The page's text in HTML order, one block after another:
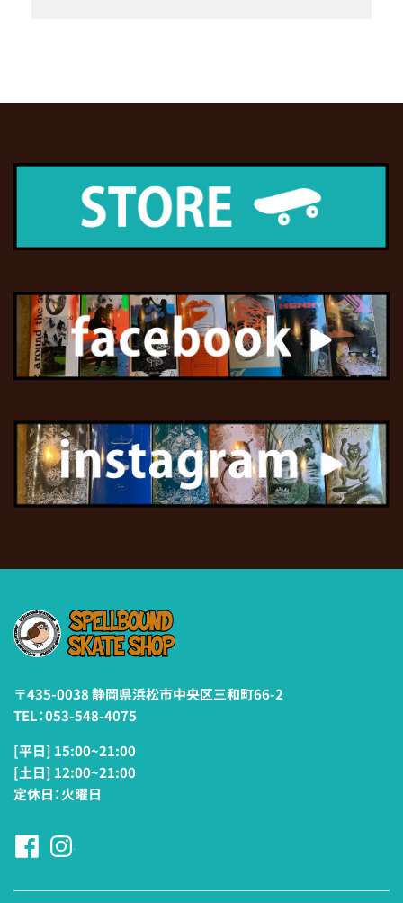
〒435-0038 静岡県浜松市中央区三和町66-2
TEL：053-548-4075
[平日] 15:00~21:00
[土日] 12:00~21:00
定休日：火曜日
Facebookページへ